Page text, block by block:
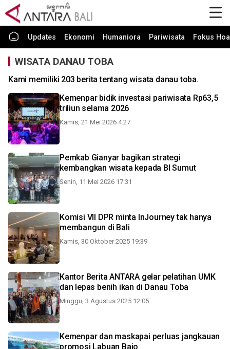
Updates Ekonomi Humaniora Pariwisata Fokus
WISATA DANAU TOBA
Kami memiliki 203 berita tentang wisata danau toba.
Kemenpar bidik investasi pariwisata Rp63,5
triliun selama 2026
Kamis, 21 Mei 2026 4:27
Pemkab Gianyar bagikan strategi
kembangkan wisata kepada BI Sumut
Senin, 11 Mei 2026 17:31
Komisi VII DPR minta InJourney tak hanya
membangun di Bali
Kamis, 30 Oktober 2025 19:39
Kantor Berita ANTARA gelar pelatihan UMK
dan lepas benih ikan di Danau Toba
Minggu, 3 Agustus 2025 12:05
Kemenpar dan maskapai perluas jangkauan
promosi Labuan Bajo